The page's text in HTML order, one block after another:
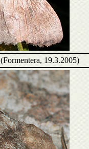
(Formentera, 19.3.2005)